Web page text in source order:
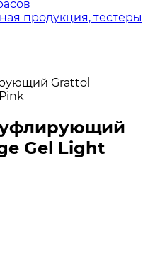
продукция, тестеры
Grattol
Gel Light